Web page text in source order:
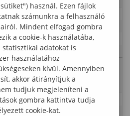
- 2024-05-18 01:00:00
Közgazdaságtudományi Kar
szorgalmi időszaka
- 2024-05-18 23:55:00
használ. Ezen fájlok
számunkra a felhasználó
Mindent elfogad gombra
a cookie-k használatába,
adatokat is
használatához
kívül. Amennyiben
akkor átirányítjuk a
tudjuk megjeleníteni a
gombra kattintva tudja
cookie-kat.